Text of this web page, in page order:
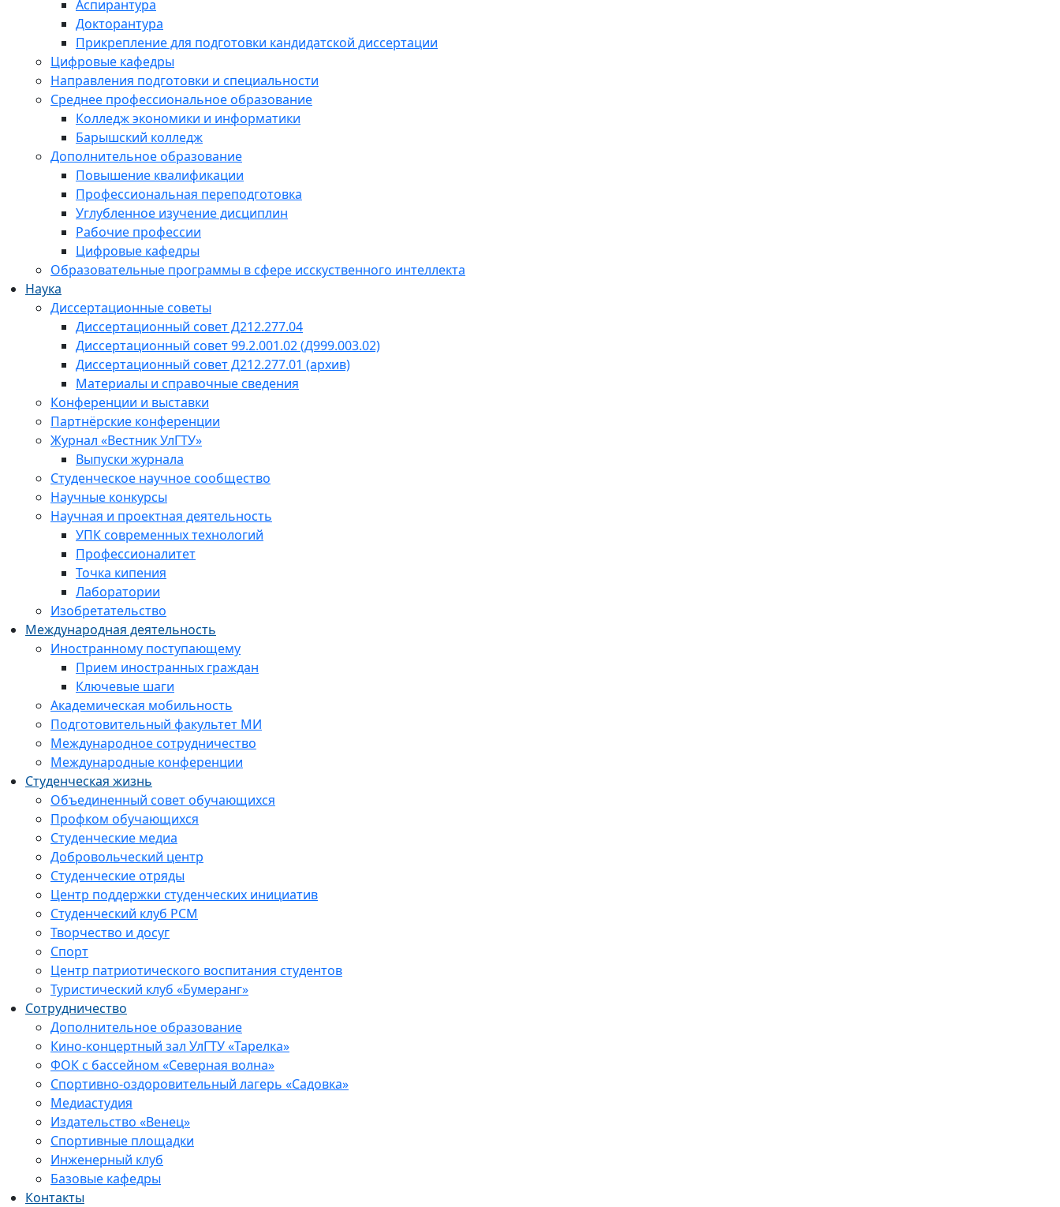
Аспирантура
Докторантура
Прикрепление для подготовки кандидатской диссертации
Цифровые кафедры
Направления подготовки и специальности
Среднее профессиональное образование
Колледж экономики и информатики
Барышский колледж
Дополнительное образование
Повышение квалификации
Профессиональная переподготовка
Углубленное изучение дисциплин
Рабочие профессии
Цифровые кафедры
Образовательные программы в сфере исскуственного интеллекта
Наука
Диссертационные советы
Диссертационный совет Д212.277.04
Диссертационный совет 99.2.001.02 (Д999.003.02)
Диссертационный совет Д212.277.01 (архив)
Материалы и справочные сведения
Конференции и выставки
Партнёрские конференции
Журнал «Вестник УлГТУ»
Выпуски журнала
Студенческое научное сообщество
Научные конкурсы
Научная и проектная деятельность
УПК современных технологий
Профессионалитет
Точка кипения
Лаборатории
Изобретательство
Международная деятельность
Иностранному поступающему
Прием иностранных граждан
Ключевые шаги
Академическая мобильность
Подготовительный факультет МИ
Международное сотрудничество
Международные конференции
Студенческая жизнь
Объединенный совет обучающихся
Профком обучающихся
Студенческие медиа
Добровольческий центр
Студенческие отряды
Центр поддержки студенческих инициатив
Студенческий клуб РСМ
Творчество и досуг
Спорт
Центр патриотического воспитания студентов
Туристический клуб «Бумеранг»
Сотрудничество
Дополнительное образование
Кино-концертный зал УлГТУ «Тарелка»
ФОК с бассейном «Северная волна»
Спортивно-оздоровительный лагерь «Садовка»
Медиастудия
Издательство «Венец»
Спортивные площадки
Инженерный клуб
Базовые кафедры
Контакты